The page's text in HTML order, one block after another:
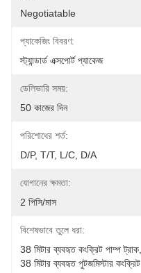
Negotiatable
প্যাকেজিং বিবরণ:
স্ট্যান্ডার্ড এক্সপোর্ট প্যাকেজ
ডেলিভারি সময়:
50 কাজের দিন
পরিশোধের শর্ত:
D/P, T/T, L/C, D/A
যোগানের ক্ষমতা:
2 পিসি/মাস
বিশেষভাবে তুলে ধরা:
38 মিটার ব্যবহৃত কংক্রিট পাম্প ট্রাক
38 মিটার ব্যবহৃত পুটজমিস্টার